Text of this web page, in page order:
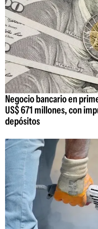
Negocio bancario en
US$ 671 millones, con
depósitos